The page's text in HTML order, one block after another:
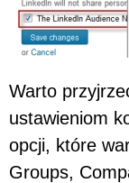
Warto
ustawieniom
opcji, które
Groups,